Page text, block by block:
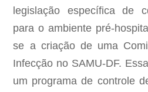
legislação específica de
para o ambiente pré-
se a criação de uma
Infecção no SAMU-DF.
um programa de controle